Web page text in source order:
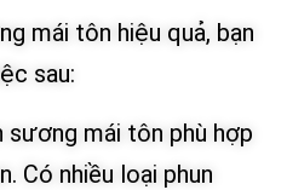
mái tôn hiệu quả, bạn
sau:
sương mái tôn phù hợp
Có nhiều loại phun